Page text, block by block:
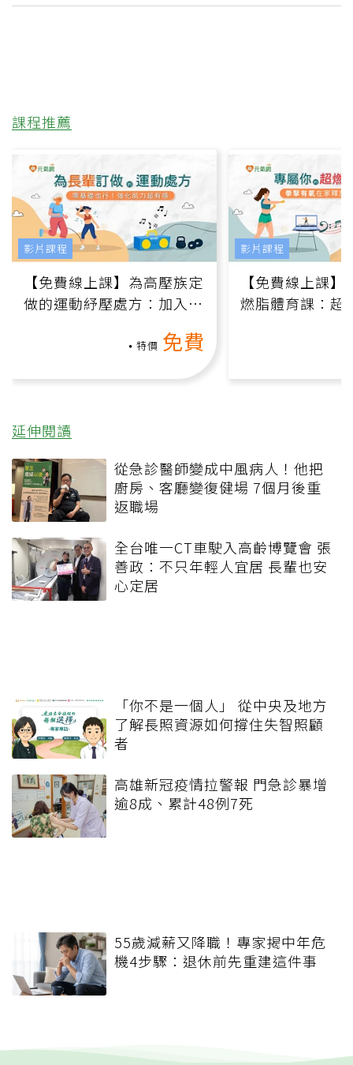
課程推薦
【免費線上課】為高壓族定
做的運動紓壓處方：加入行
特價 免費
影片課程
【免費線上課
燃脂體育課：超
影片課程
延伸閱讀
從急診醫師變成中風病人！他把
廚房、客廳變復健場 7個月後重
返職場
全台唯一CT車駛入高齡博覽會 張
善政：不只年輕人宜居 長輩也安
心定居
「你不是一個人」 從中央及地方
了解長照資源如何撐住失智照顧
者
高雄新冠疫情拉警報 門急診暴增
逾8成、累計48例7死
55歲減薪又降職！專家揭中年危
機4步驟：退休前先重建這件事